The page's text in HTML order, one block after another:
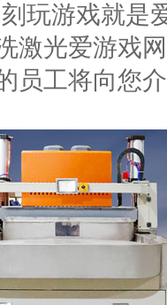
玩游戏就是
激光爱游戏
员工将向您